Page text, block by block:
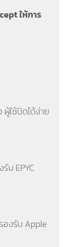
ให้การ
ใช้ปิดได้ง่าย
บ EPYC
องรับ Apple